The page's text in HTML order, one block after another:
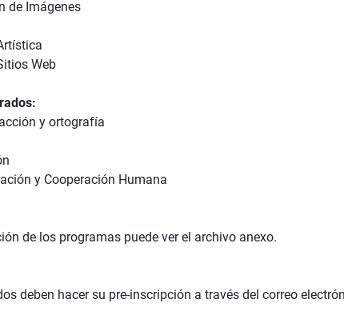
de Imágenes
Web
y ortografía
y Cooperación Humana
de los programas puede ver el archivo anexo.
deben hacer su pre-inscripción a través del correo